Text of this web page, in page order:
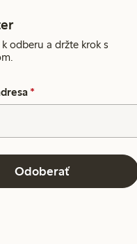
odberu a držte krok s
*
Odoberať